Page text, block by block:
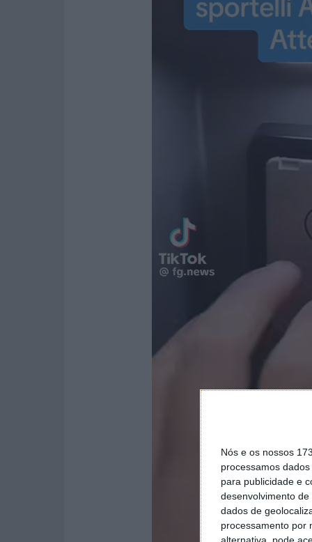
Nós e os nossos
processamos
para publicidade e
desenvolvimento de
dados de
processamento por